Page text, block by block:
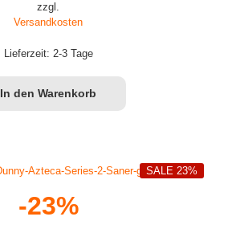
zzgl.
Versandkosten
Lieferzeit: 2-3 Tage
In den Warenkorb
-23%
SALE 23%